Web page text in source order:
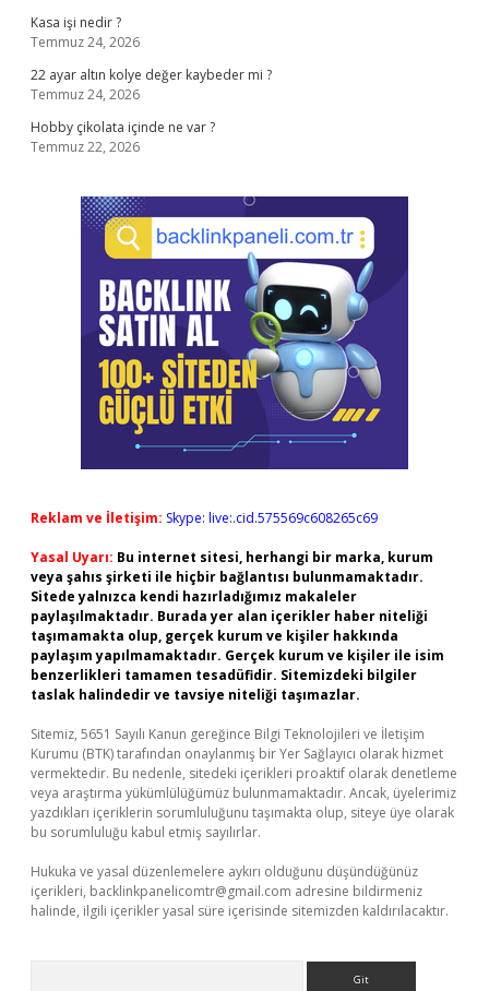
Kasa işi nedir ?
Temmuz 24, 2026
22 ayar altın kolye değer kaybeder mi ?
Temmuz 24, 2026
Hobby çikolata içinde ne var ?
Temmuz 22, 2026
Reklam ve İletişim: Skype: live:.cid.575569c608265c69
Yasal Uyarı: Bu internet sitesi, herhangi bir marka, kurum
veya şahıs şirketi ile hiçbir bağlantısı bulunmamaktadır.
Sitede yalnızca kendi hazırladığımız makaleler
paylaşılmaktadır. Burada yer alan içerikler haber niteliği
taşımamakta olup, gerçek kurum ve kişiler hakkında
paylaşım yapılmamaktadır. Gerçek kurum ve kişiler ile isim
benzerlikleri tamamen tesadüfidir. Sitemizdeki bilgiler
taslak halindedir ve tavsiye niteliği taşımazlar.
Sitemiz, 5651 Sayılı Kanun gereğince Bilgi Teknolojileri ve İletişim
Kurumu (BTK) tarafından onaylanmış bir Yer Sağlayıcı olarak hizmet
vermektedir. Bu nedenle, sitedeki içerikleri proaktif olarak denetleme
veya araştırma yükümlülüğümüz bulunmamaktadır. Ancak, üyelerimiz
yazdıkları içeriklerin sorumluluğunu taşımakta olup, siteye üye olarak
bu sorumluluğu kabul etmiş sayılırlar.
Hukuka ve yasal düzenlemelere aykırı olduğunu düşündüğünüz
içerikleri, backlinkpanelicomtr@gmail.com adresine bildirmeniz
halinde, ilgili içerikler yasal süre içerisinde sitemizden kaldırılacaktır.